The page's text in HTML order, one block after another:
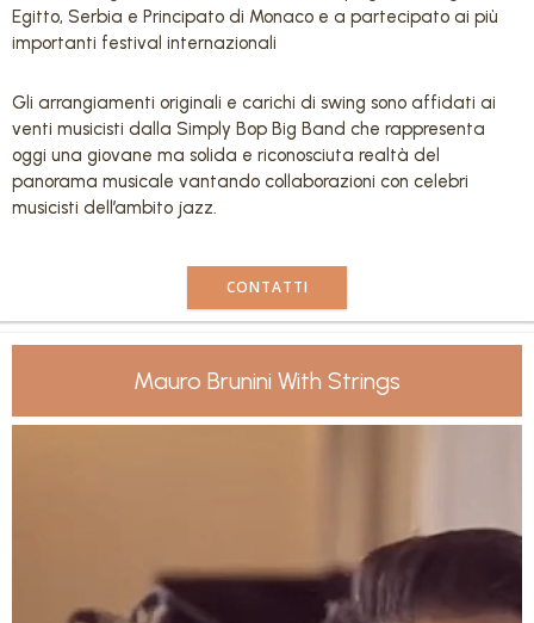
Egitto, Serbia e Principato di Monaco e a partecipato ai più
importanti festival internazionali
Gli arrangiamenti originali e carichi di swing sono affidati ai
venti musicisti dalla Simply Bop Big Band che rappresenta
oggi una giovane ma solida e riconosciuta realtà del
panorama musicale vantando collaborazioni con celebri
musicisti dell’ambito jazz.
CONTATTI
Mauro Brunini With Strings